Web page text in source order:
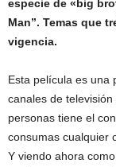
especie de «big
Man”. Temas que
vigencia.
Esta película es una
canales de
personas tiene el
consumas cualquier
Y viendo ahora